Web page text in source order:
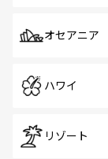
オセアニア
ハワイ
リゾート